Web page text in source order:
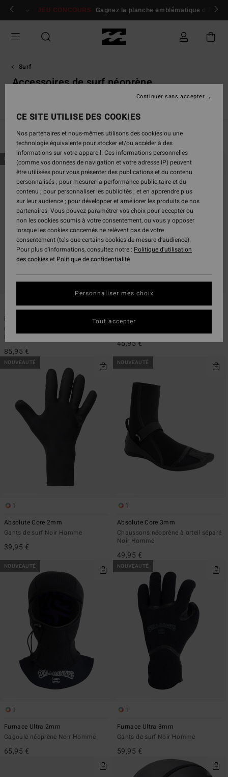
Passez
sélection
produits
Se connecter / s'inscrire
JEU CONCOURS Gagnez la planche emblématique d'Andy
Surf
Accessoires de surf néoprène
Filtrer & Trier
Passer
aux
critères
filtrage
recherche
Aller
a
NOUVEAUTÉ
Furnace Ultra 5mm
Chaussons néoprène à orteil séparé
Noir Homme
85,95 €
NOUVEAUTÉ
Absolute Core 5mm
45,95 €
NOUVEAUTÉ
1
Absolute Core 2mm
Gants de surf Noir Homme
39,95 €
NOUVEAUTÉ
1
Absolute Core 3mm
Chaussons néoprène à orteil séparé
Noir Homme
49,95 €
NOUVEAUTÉ
1
Furnace Ultra 2mm
Cagoule néoprène Noir Homme
65,95 €
NOUVEAUTÉ
1
Furnace Ultra 3mm
Gants de surf Noir Homme
59,95 €
CE SITE UTILISE DES COOKIES
Nos partenaires et nous-mêmes utilisons des cookies ou une
technologie équivalente pour stocker et/ou accéder à des
informations sur votre appareil. Ces informations personnelles
(comme vos données de navigation et votre adresse IP) peuvent
être utilisées pour vous présenter des publications et du contenu
personnalisés ; pour mesurer la performance publicitaire et du
contenu ; pour personnaliser les publicités ; et en apprendre plus
sur leur audience ; pour développer et améliorer les produits de nos
partenaires. Vous pouvez paramétrer vos choix pour accepter ou
non les cookies soumis à votre consentement, ou vous y opposer
lorsque les cookies concernés ne relèvent pas de votre
consentement (tels que certains cookies de mesure d’audience).
Pour plus d'informations, consultez notre : Politique d'utilisation
des cookieset Politique de confidentialité
Personnaliser mes choix
Continuer sans accepter
Tout accepter